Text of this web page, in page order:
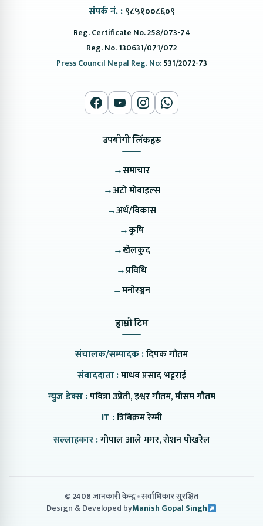
संपर्क नं. : ९८५१००८६०९
Reg. Certificate No. 258/073-74
Reg. No. 130631/071/072
Press Council Nepal Reg. No:531/2072-73
उपयोगी लिंकहरु
→समाचार
→अटो मोवाइल्स
→अर्थ/विकास
→कृषि
→खेलकुद
→प्रविधि
→मनोरञ्जन
हाम्रो टिम
संचालक/सम्पादक :दिपक गौतम
संवाददाता :माधव प्रसाद भट्टराई
न्युज डेक्स :पवित्रा उप्रेती, इश्वर गौतम, मौसम गौतम
IT :त्रिबिक्रम रेग्मी
सल्लाहकार :गोपाल आले मगर, रोशन पोखरेल
© 2408 जानकारी केन्द्र सर्वाधिकार सुरक्षित
Design & Developed byManish Gopal Singh